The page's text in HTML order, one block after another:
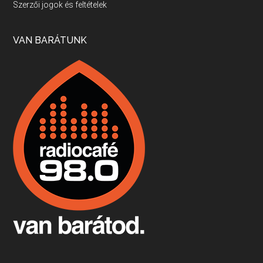
Apr 17, 2026 • 00:35:38
Boston, teadélután, bab és homár
Apr 9, 2026 • 00:37:17
Fermentáljunk, a testünk meghálálja!
Apr 3, 2026 • 00:36:07
Szerzői jogok és feltételek
VAN BARÁTUNK